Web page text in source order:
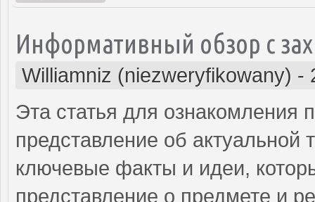
Информативный обзор с
Williamniz (niezweryfikowany) -
Эта статья для ознакомления
представление об
ключевые факты и идеи,
представление о предмете и